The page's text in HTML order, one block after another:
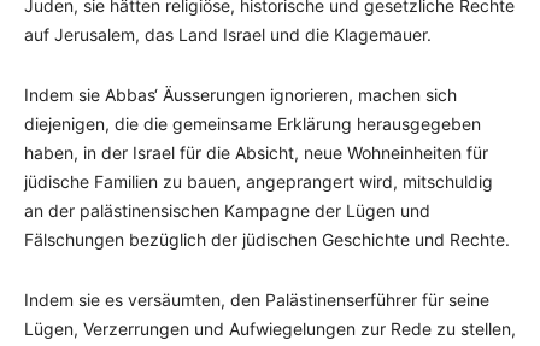
Juden, sie hätten religiöse, historische und gesetzliche Rechte
auf Jerusalem, das Land Israel und die Klagemauer.
Indem sie Abbas‘ Äusserungen ignorieren, machen sich
diejenigen, die die gemeinsame Erklärung herausgegeben
haben, in der Israel für die Absicht, neue Wohneinheiten für
jüdische Familien zu bauen, angeprangert wird, mitschuldig
an der palästinensischen Kampagne der Lügen und
Fälschungen bezüglich der jüdischen Geschichte und Rechte.
Indem sie es versäumten, den Palästinenserführer für seine
Lügen, Verzerrungen und Aufwiegelungen zur Rede zu stellen,